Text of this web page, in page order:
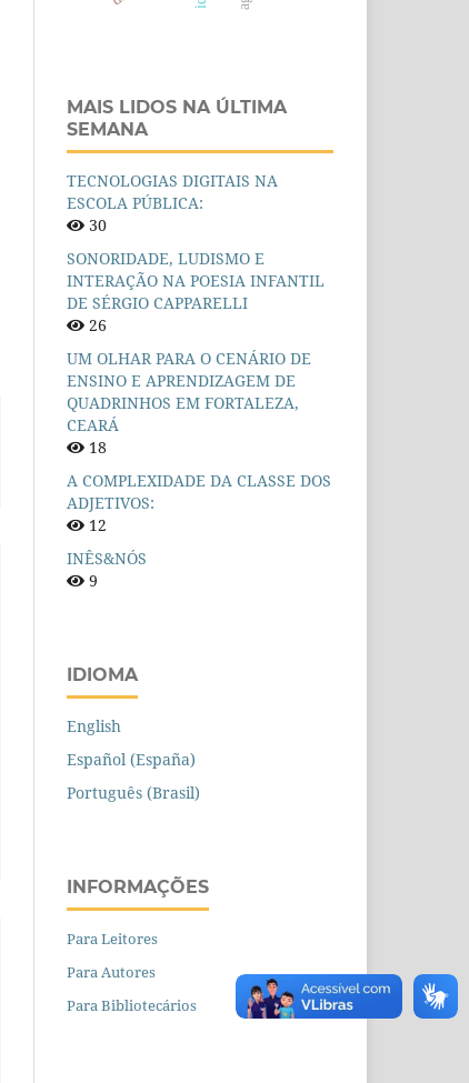
MAIS LIDOS NA ÚLTIMA
SEMANA
TECNOLOGIAS DIGITAIS NA
ESCOLA PÚBLICA:
30
SONORIDADE, LUDISMO E
INTERAÇÃO NA POESIA INFANTIL
DE SÉRGIO CAPPARELLI
26
UM OLHAR PARA O CENÁRIO DE
ENSINO E APRENDIZAGEM DE
QUADRINHOS EM FORTALEZA,
CEARÁ
18
A COMPLEXIDADE DA CLASSE DOS
ADJETIVOS:
12
INÊS&NÓS
9
IDIOMA
English
Español (España)
Português (Brasil)
INFORMAÇÕES
Para Leitores
Para Autores
Para Bibliotecários